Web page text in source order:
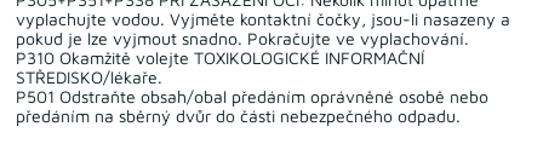
vyplachujte vodou. Vyjměte kontaktní čočky, jsou-li nasazeny a
pokud je lze vyjmout snadno. Pokračujte ve vyplachování.
P310 Okamžitě volejte TOXIKOLOGICKÉ INFORMAČNÍ
STŘEDISKO/lékaře.
P501 Odstraňte obsah/obal předáním oprávněné osobě nebo
předáním na sběrný dvůr do části nebezpečného odpadu.